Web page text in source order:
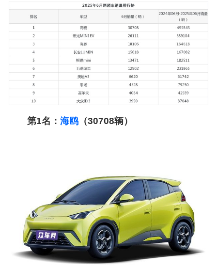
第1名：海鸥 （30708辆）